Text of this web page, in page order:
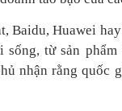
Baidu, Huawei
từ sản
nhận rằng quốc